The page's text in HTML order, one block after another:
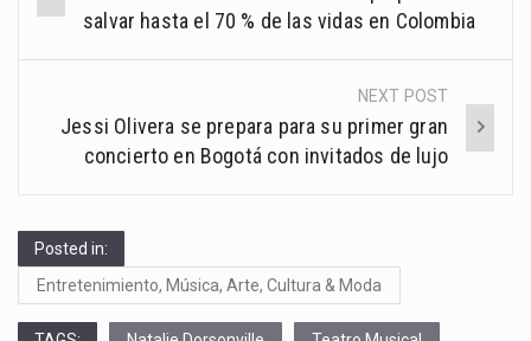
navigation
salvar hasta el 70 % de las vidas en Colombia
NEXT POST
Jessi Olivera se prepara para su primer gran
concierto en Bogotá con invitados de lujo
Posted in:
Entretenimiento, Música, Arte, Cultura & Moda